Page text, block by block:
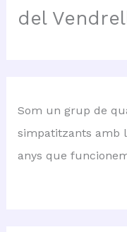
del
Som un grup de
simpatitzants amb
anys que